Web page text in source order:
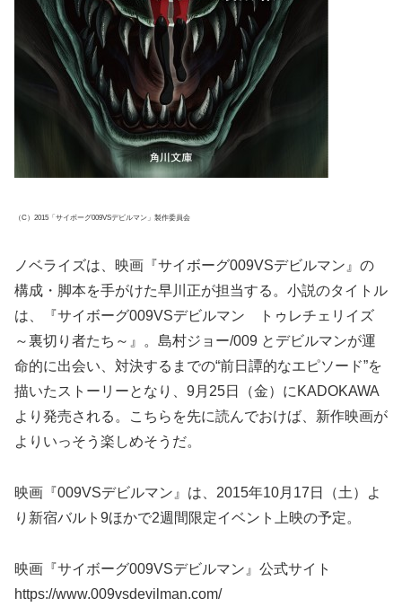
（C）2015「サイボーグ009VSデビルマン」製作委員会
ノベライズは、映画『サイボーグ009VSデビルマン』の
構成・脚本を手がけた早川正が担当する。小説のタイトル
は、『サイボーグ009VSデビルマン トゥレチェリイズ
～裏切り者たち～』。島村ジョー/009 とデビルマンが運
命的に出会い、対決するまでの“前日譚的なエピソード”を
描いたストーリーとなり、9月25日（金）にKADOKAWA
より発売される。こちらを先に読んでおけば、新作映画が
よりいっそう楽しめそうだ。
映画『009VSデビルマン』は、2015年10月17日（土）よ
り新宿バルト9ほかで2週間限定イベント上映の予定。
映画『サイボーグ009VSデビルマン』公式サイト
https://www.009vsdevilman.com/